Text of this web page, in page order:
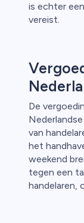
is echter
vereist.
De
van
het
weekend
tegen een
handelaren,